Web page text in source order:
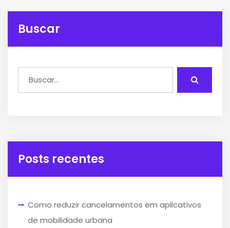
Buscar
Posts recentes
Como reduzir cancelamentos em aplicativos
de mobilidade urbana